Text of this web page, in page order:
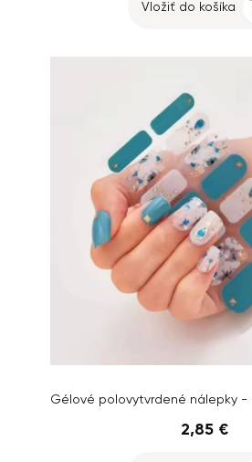
Vložiť do košíka
2,85 €